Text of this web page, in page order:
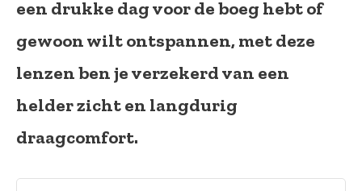
een drukke dag voor de boeg hebt of
gewoon wilt ontspannen, met deze
lenzen ben je verzekerd van een
helder zicht en langdurig
draagcomfort.